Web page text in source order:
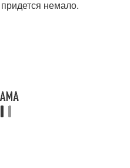
немало.